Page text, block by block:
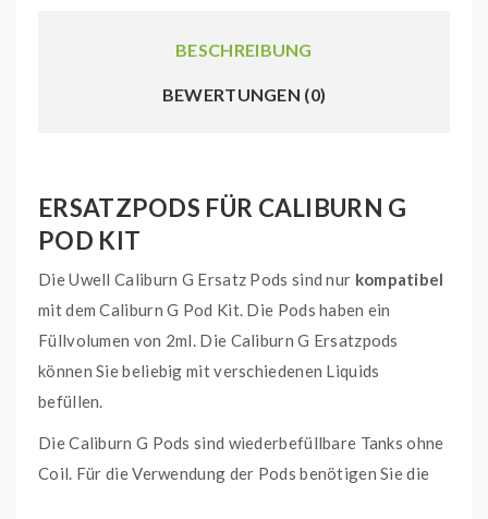
BESCHREIBUNG
BEWERTUNGEN (0)
ERSATZPODS FÜR CALIBURN G
POD KIT
Die Uwell Caliburn G Ersatz Pods sind nur kompatibel
mit dem Caliburn G Pod Kit. Die Pods haben ein
Füllvolumen von 2ml. Die Caliburn G Ersatzpods
können Sie beliebig mit verschiedenen Liquids
befüllen.
Die Caliburn G Pods sind wiederbefüllbare Tanks ohne
Coil. Für die Verwendung der Pods benötigen Sie die